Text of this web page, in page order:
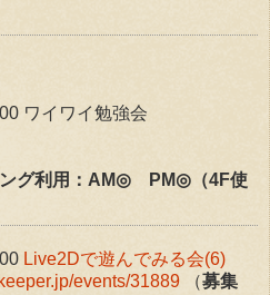
ワイワイ勉強会
ング利用：AM◎ PM◎（4F使
Live2Dで遊んでみる会(6)
events/31889 （募集